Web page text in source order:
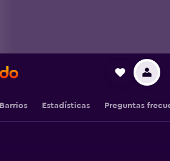
Barrios Estadísticas Preguntas